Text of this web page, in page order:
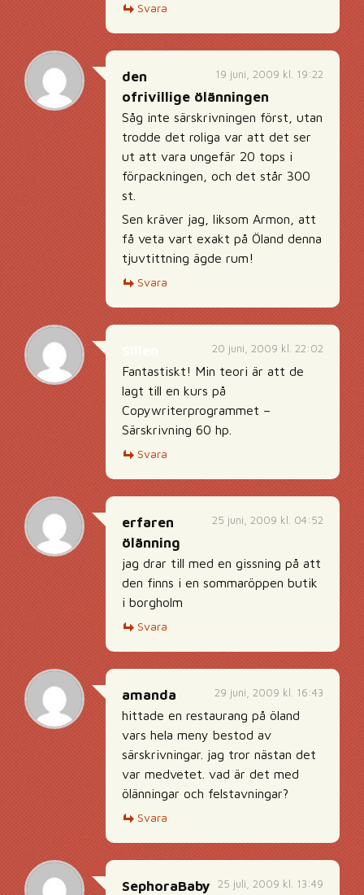
Svara
19 juni, 2009 kl. 19:22
den
ofrivillige ölänningen
Såg inte särskrivningen först, utan
trodde det roliga var att det ser
ut att vara ungefär 20 tops i
förpackningen, och det står 300
st.
Sen kräver jag, liksom Armon, att
få veta vart exakt på Öland denna
tjuvtittning ägde rum!
Svara
20 juni, 2009 kl. 22:02
Fantastiskt! Min teori är att de
lagt till en kurs på
Copywriterprogrammet –
Särskrivning 60 hp.
Svara
25 juni, 2009 kl. 04:52
erfaren
ölänning
jag drar till med en gissning på att
den finns i en sommaröppen butik
i borgholm
Svara
29 juni, 2009 kl. 16:43
amanda
hittade en restaurang på öland
vars hela meny bestod av
särskrivningar. jag tror nästan det
var medvetet. vad är det med
ölänningar och felstavningar?
Svara
25 juli, 2009 kl. 13:49
SephoraBaby